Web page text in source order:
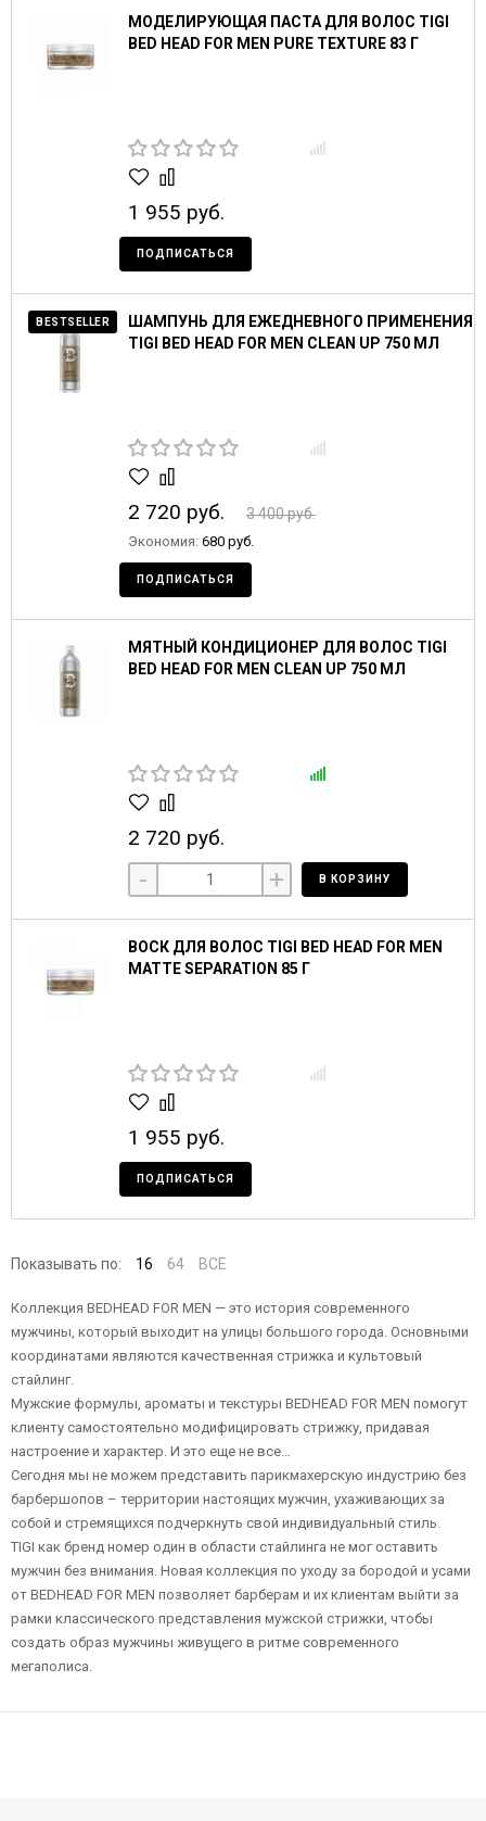
МОДЕЛИРУЮЩАЯ ПАСТА ДЛЯ ВОЛОС TIGI
BED HEAD FOR MEN PURE TEXTURE 83 Г
1 955 руб.
ПОДПИСАТЬСЯ
BESTSELLER
ШАМПУНЬ ДЛЯ ЕЖЕДНЕВНОГО ПРИМЕНЕНИЯ
TIGI BED HEAD FOR MEN CLEAN UP 750 МЛ
2 720 руб. 3 400 руб.
Экономия: 680 руб.
ПОДПИСАТЬСЯ
МЯТНЫЙ КОНДИЦИОНЕР ДЛЯ ВОЛОС TIGI
BED HEAD FOR MEN CLEAN UP 750 МЛ
2 720 руб.
- + В КОРЗИНУ
ВОСК ДЛЯ ВОЛОС TIGI BED HEAD FOR MEN
MATTE SEPARATION 85 Г
1 955 руб.
ПОДПИСАТЬСЯ
Показывать по: 16 64 ВСЕ
Коллекция BEDHEAD FOR MEN — это история современного
мужчины, который выходит на улицы большого города. Основными
координатами являются качественная стрижка и культовый
стайлинг.
Мужские формулы, ароматы и текстуры BEDHEAD FOR MEN помогут
клиенту самостоятельно модифицировать стрижку, придавая
настроение и характер. И это еще не все…
Сегодня мы не можем представить парикмахерскую индустрию без
барбершопов – территории настоящих мужчин, ухаживающих за
собой и стремящихся подчеркнуть свой индивидуальный стиль.
TIGI как бренд номер один в области стайлинга не мог оставить
мужчин без внимания. Новая коллекция по уходу за бородой и усами
от BEDHEAD FOR MEN позволяет барберам и их клиентам выйти за
рамки классического представления мужской стрижки, чтобы
создать образ мужчины живущего в ритме современного
мегаполиса.